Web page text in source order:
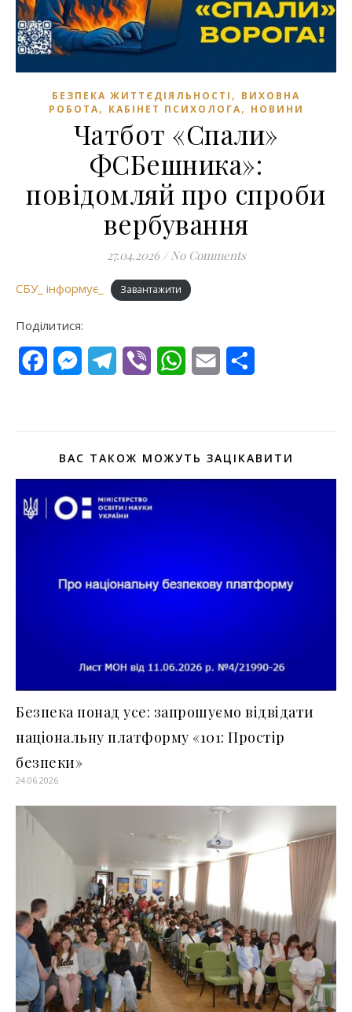
БЕЗПЕКА ЖИТТЄДІЯЛЬНОСТІ , ВИХОВНА
РОБОТА, КАБІНЕТ ПСИХОЛОГА, НОВИНИ
Чатбот «Спали»
ФСБешника»:
повідомляй про спроби
вербування
27.04.2026 / No Comments
СБУ_ інформує_ Завантажити
Поділитися:
FacebookMessengerTelegram
Viber WhatsApp
Email
ВАС ТАКОЖ МОЖУТЬ ЗАЦІКАВИТИ
Безпека понад усе: запрошуємо відвідати
національну платформу «101: Простір
безпеки»
24.06.2026